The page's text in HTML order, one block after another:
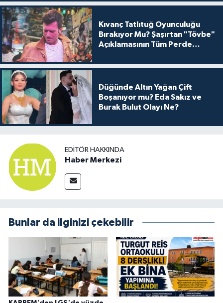
Kıvanç Tatlıtuğ Oyunculuğu
Bırakıyor Mu? Şaşırtan "Tövbe"
Açıklamasının Tüm Perde
Düğünde Altın Yağan Çift
Boşanıyor mu? Eda Sakız ve
Burak Bulut Olayı Ne?
EDITÖR HAKKINDA
Haber Merkezi
Bunlar da ilginizi çekebilir